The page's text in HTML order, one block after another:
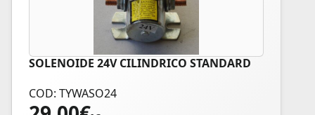
SOLENOIDE 24V CILINDRICO STANDARD
COD: TYWASO24